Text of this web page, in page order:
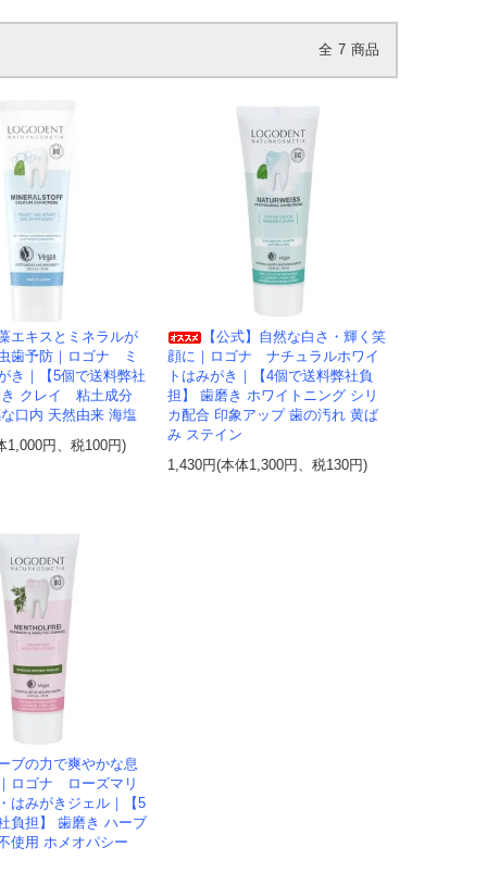
全 7 商品
エキスとミネラルが
歯予防｜ロゴナ ミ
き｜【5個で送料弊社
き クレイ 粘土成分
口内 天然由来 海塩
1,000円、税100円)
【公式】自然な白さ・輝く笑
顔に｜ロゴナ ナチュラルホワイ
トはみがき｜【4個で送料弊社負
担】 歯磨き ホワイトニング シリ
カ配合 印象アップ 歯の汚れ 黄ば
み ステイン
1,430円(本体1,300円、税130円)
ブの力で爽やかな息
ロゴナ ローズマリ
はみがきジェル｜【5
負担】 歯磨き ハーブ
使用 ホメオパシー